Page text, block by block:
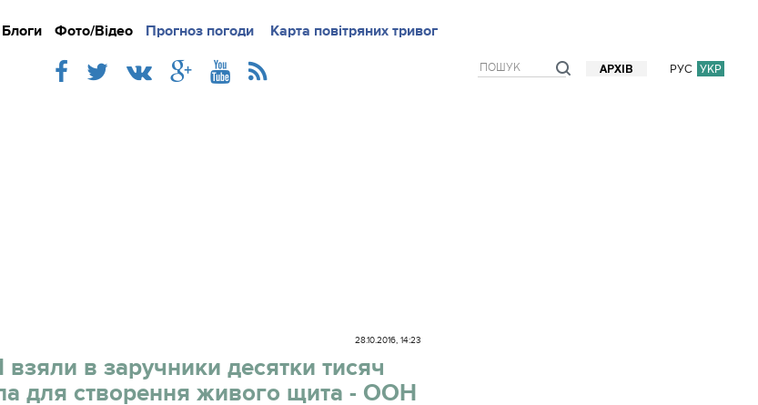
Блоги Фото/Відео Прогноз погоди Карта повітряних тривог
РУС УКР
АРХІВ
Докладно Новини Iнтерв`ю Блоги
28.10.2016, 14:23
взяли в заручники десятки тисяч
для створення живого щита - ООН